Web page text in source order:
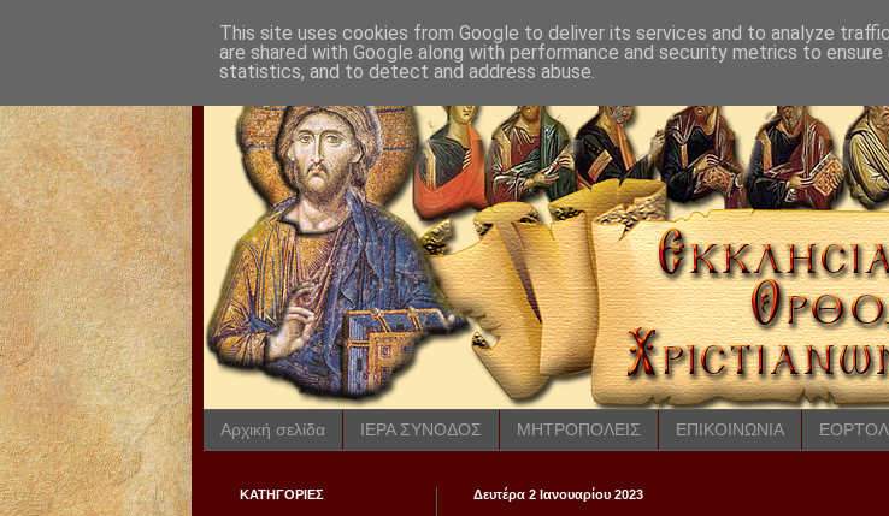
Αρχική σελίδα ΙΕΡΑ ΣΥΝΟΔΟΣ ΜΗΤΡΟΠΟΛΕΙΣ ΕΠΙΚΟΙΝΩΝΙΑ
Δευτέρα 2 Ιανουαρίου 2023
ΚΑΤΗΓΟΡΙΕΣ
This site uses cookies from Google to deliver its services and to analyze
are shared with Google along with performance and security metrics to
statistics, and to detect and address abuse.